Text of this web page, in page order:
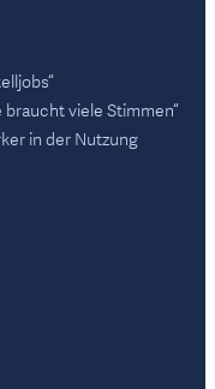
viele Stimmen“
in der Nutzung